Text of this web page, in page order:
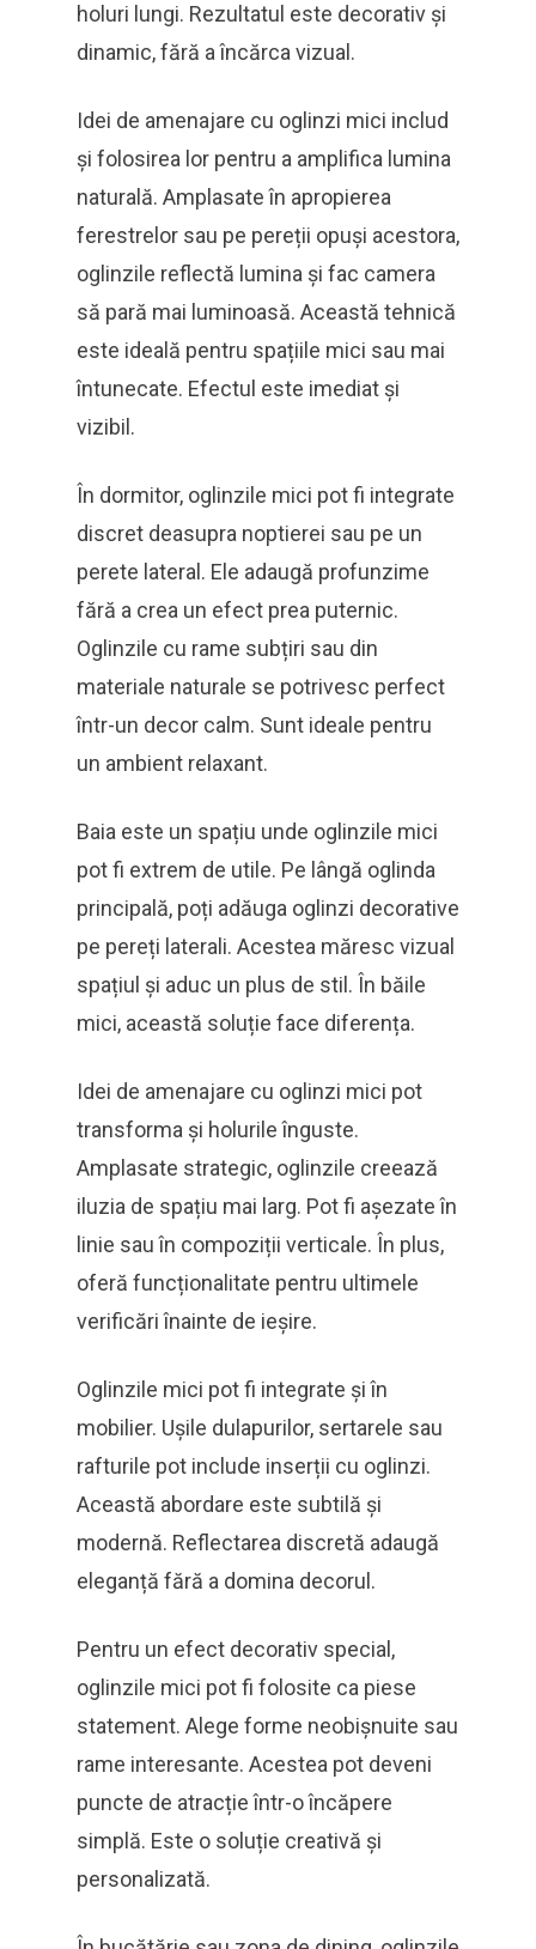
holuri lungi. Rezultatul este decorativ și
dinamic, fără a încărca vizual.
Idei de amenajare cu oglinzi mici includ
și folosirea lor pentru a amplifica lumina
naturală. Amplasate în apropierea
ferestrelor sau pe pereții opuși acestora,
oglinzile reflectă lumina și fac camera
să pară mai luminoasă. Această tehnică
este ideală pentru spațiile mici sau mai
întunecate. Efectul este imediat și
vizibil.
În dormitor, oglinzile mici pot fi integrate
discret deasupra noptierei sau pe un
perete lateral. Ele adaugă profunzime
fără a crea un efect prea puternic.
Oglinzile cu rame subțiri sau din
materiale naturale se potrivesc perfect
într-un decor calm. Sunt ideale pentru
un ambient relaxant.
Baia este un spațiu unde oglinzile mici
pot fi extrem de utile. Pe lângă oglinda
principală, poți adăuga oglinzi decorative
pe pereți laterali. Acestea măresc vizual
spațiul și aduc un plus de stil. În băile
mici, această soluție face diferența.
Idei de amenajare cu oglinzi mici pot
transforma și holurile înguste.
Amplasate strategic, oglinzile creează
iluzia de spațiu mai larg. Pot fi așezate în
linie sau în compoziții verticale. În plus,
oferă funcționalitate pentru ultimele
verificări înainte de ieșire.
Oglinzile mici pot fi integrate și în
mobilier. Ușile dulapurilor, sertarele sau
rafturile pot include inserții cu oglinzi.
Această abordare este subtilă și
modernă. Reflectarea discretă adaugă
eleganță fără a domina decorul.
Pentru un efect decorativ special,
oglinzile mici pot fi folosite ca piese
statement. Alege forme neobișnuite sau
rame interesante. Acestea pot deveni
puncte de atracție într-o încăpere
simplă. Este o soluție creativă și
personalizată.